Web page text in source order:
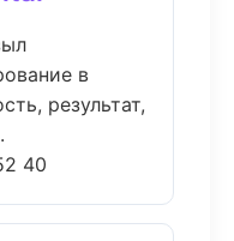
в
результат,
40